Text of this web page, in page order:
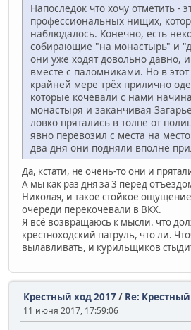
Напоследок что хочу отметить -
профессиональных нищих,
наблюдалось. Конечно, есть
собирающие "на монастырь" и
они уже ходят довольно давно,
вместе с паломниками. Но в
крайней мере трёх прилично
которые кочевали с нами
монастыря и заканчивая
ловко прятались в толпе от
явно перевозил с места на
два дня они подняли вполне
Да, кстати, не очень-то они и
А мы как раз дня за 3 перед
Николая, и такое стойкое
очереди перекочевали в ВКХ.
Я всё возвращаюсь к мысли. что
крестноходский патруль, что ли.
вылавливать, и курильщиков
Крестный ход 2017/ Re:
11 июня 2017, 17:59:06